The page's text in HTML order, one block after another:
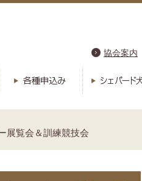
協会案内
展覧会＆訓練競技会